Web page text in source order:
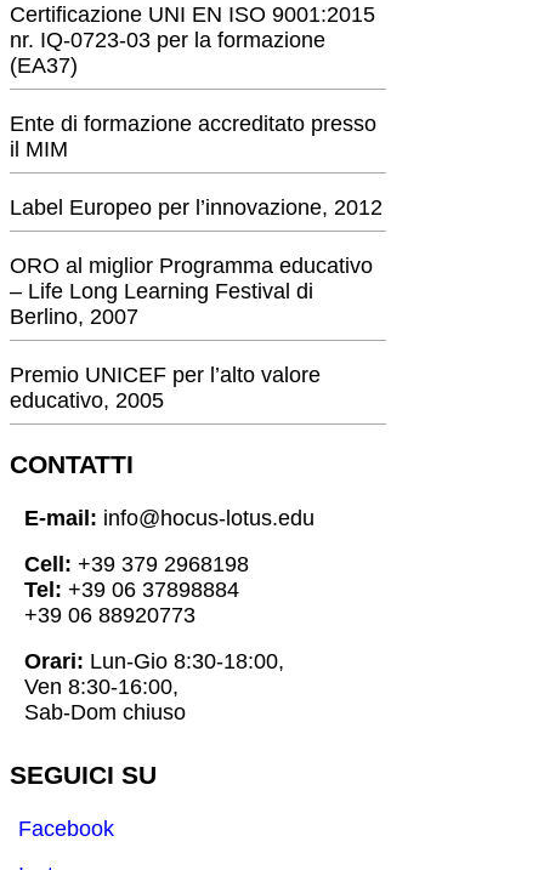
Certificazione UNI EN ISO 9001:2015
nr. IQ-0723-03 per la formazione
(EA37)
Ente di formazione accreditato presso
il MIM
Label Europeo per l’innovazione, 2012
ORO al miglior Programma educativo
– Life Long Learning Festival di
Berlino, 2007
Premio UNICEF per l’alto valore
educativo, 2005
CONTATTI
E-mail: info@hocus-lotus.edu
Cell: +39 379 2968198
Tel: +39 06 37898884
+39 06 88920773
Orari: Lun-Gio 8:30-18:00,
Ven 8:30-16:00,
Sab-Dom chiuso
SEGUICI SU
Facebook